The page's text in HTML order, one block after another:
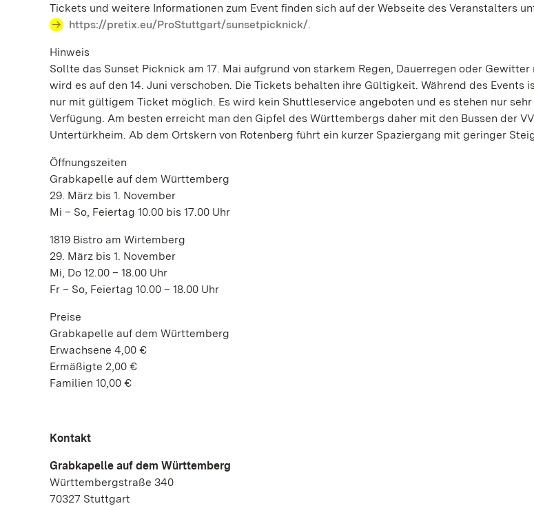
Tickets und weitere Informationen zum Event finden sich auf der Webseite des Veranstalters
https://pretix.eu/ProStuttgart/sunsetpicknick/.
Hinweis
Sollte das Sunset Picknick am 17. Mai aufgrund von starkem Regen, Dauerregen oder
wird es auf den 14. Juni verschoben. Die Tickets behalten ihre Gültigkeit. Während des Events
nur mit gültigem Ticket möglich. Es wird kein Shuttleservice angeboten und es stehen nur
Verfügung. Am besten erreicht man den Gipfel des Württembergs daher mit den Bussen der
Untertürkheim. Ab dem Ortskern von Rotenberg führt ein kurzer Spaziergang mit geringer
Öffnungszeiten
Grabkapelle auf dem Württemberg
29. März bis 1. November
Mi – So, Feiertag 10.00 bis 17.00 Uhr
1819 Bistro am Wirtemberg
29. März bis 1. November
Mi, Do 12.00 – 18.00 Uhr
Fr – So, Feiertag 10.00 – 18.00 Uhr
Preise
Grabkapelle auf dem Württemberg
Erwachsene 4,00 €
Ermäßigte 2,00 €
Familien 10,00 €
Kontakt
Grabkapelle auf dem Württemberg
Württembergstraße 340
70327 Stuttgart